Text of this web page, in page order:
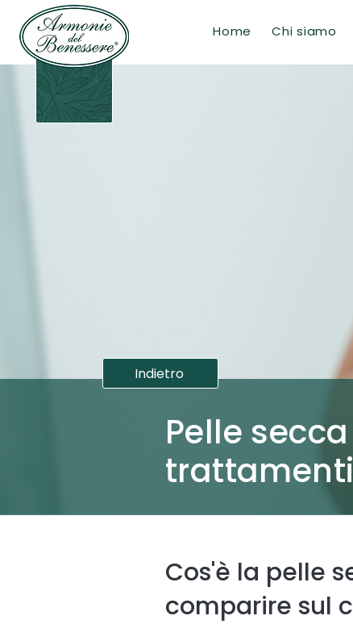
Home Chi siamo
Indietro
Pelle
Cos'è la pelle
comparire sul